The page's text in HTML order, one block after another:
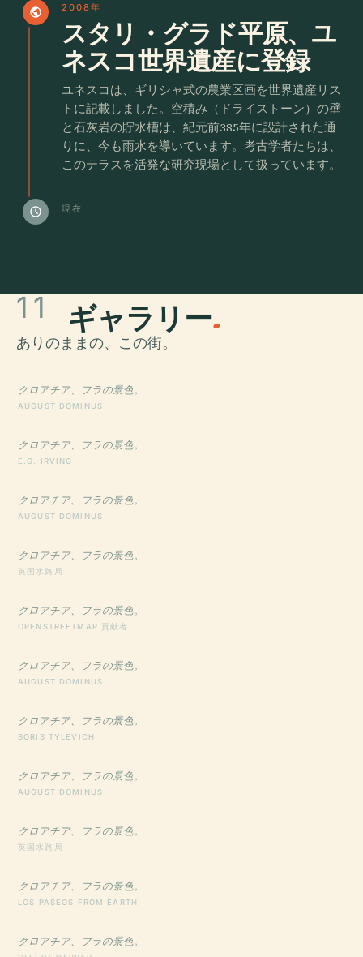
public 2008年
スタリ・グラド平原、ユ
ネスコ世界遺産に登録
ユネスコは、ギリシャ式の農業区画を世界遺産リス
トに記載しました。空積み（ドライストーン）の壁
と石灰岩の貯水槽は、紀元前385年に設計された通
りに、今も雨水を導いています。考古学者たちは、
このテラスを活発な研究現場として扱っています。
schedule 現在
11 ギャラリー.
ありのままの、この街。
クロアチア、フラの景色。
AUGUST DOMINUS
クロアチア、フラの景色。
E.G. IRVING
クロアチア、フラの景色。
AUGUST DOMINUS
クロアチア、フラの景色。
英国水路局
クロアチア、フラの景色。
OPENSTREETMAP 貢献者
クロアチア、フラの景色。
AUGUST DOMINUS
クロアチア、フラの景色。
BORIS TYLEVICH
クロアチア、フラの景色。
AUGUST DOMINUS
クロアチア、フラの景色。
英国水路局
クロアチア、フラの景色。
LOS PASEOS FROM EARTH
クロアチア、フラの景色。